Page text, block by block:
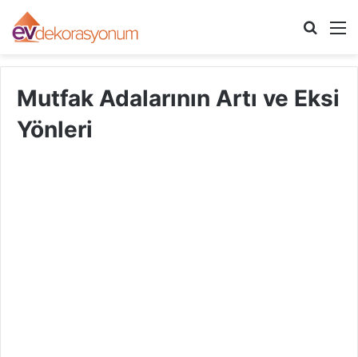
Arama
Mutfak Adalarının Artı ve Eksi
Yönleri